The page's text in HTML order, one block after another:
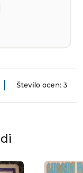
Število ocen: 3